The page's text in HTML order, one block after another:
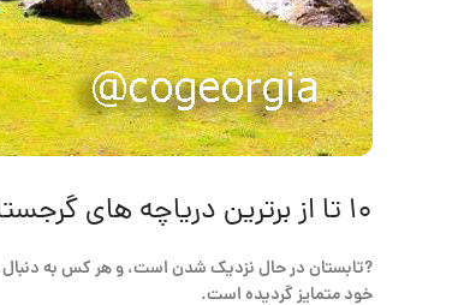
۱۰ تا از برترین دریاچه های گرجستان
?تابستان در حال نزدیک شدن است، و هر کس به دنبال
خود متمایز گردیده است.